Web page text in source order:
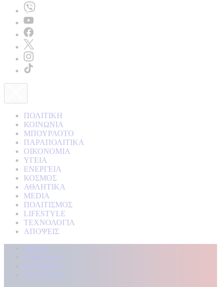
ΠΟΛΙΤΙΚΗ
ΚΟΙΝΩΝΙΑ
ΜΠΟΥΡΛΟΤΟ
ΠΑΡΑΠΟΛΙΤΙΚΑ
ΟΙΚΟΝΟΜΙΑ
ΥΓΕΙΑ
ΕΝΕΡΓΕΙΑ
ΚΟΣΜΟΣ
ΑΘΛΗΤΙΚΑ
MEDIA
ΠΟΛΙΤΙΣΜΟΣ
LIFESTYLE
ΤΕΧΝΟΛΟΓΙΑ
ΑΠΟΨΕΙΣ
Αρχική
Kontra Live
Καταγγελίες
Επικοινωνία